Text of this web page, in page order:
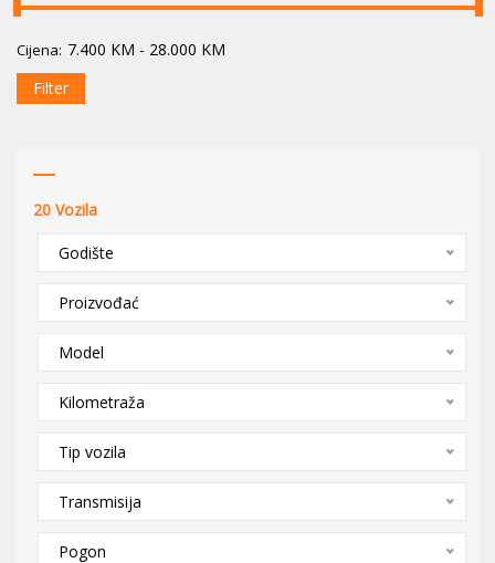
Cijena: 7.400 KM - 28.000 KM
Filter
20 Vozila
Godište
Proizvođać
Model
Kilometraža
Tip vozila
Transmisija
Pogon